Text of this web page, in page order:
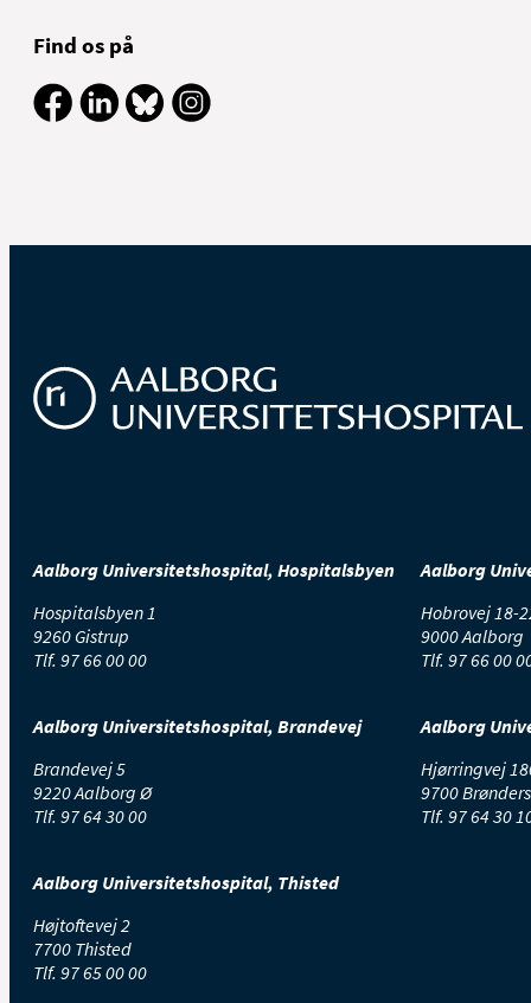
Find os på
Aalborg Universitetshospital, Hospitalsbyen
Hospitalsbyen 1
9260 Gistrup
Tlf. 97 66 00 00
Aalborg
Hobrovej 18-
9000 Aalborg
Tlf. 97 66 00
Aalborg Universitetshospital, Brandevej
Brandevej 5
9220 Aalborg Ø
Tlf. 97 64 30 00
Aalborg
Hjørringvej
9700
Tlf. 97 64 30
Aalborg Universitetshospital, Thisted
Højtoftevej 2
7700 Thisted
Tlf. 97 65 00 00